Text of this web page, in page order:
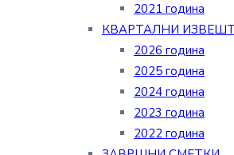
2021 година
КВАРТАЛНИ
2026 година
2025 година
2024 година
2023 година
2022 година